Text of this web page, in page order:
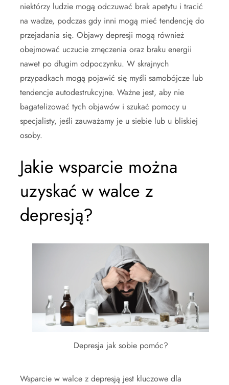
niektórzy ludzie mogą odczuwać brak apetytu i tracić
na wadze, podczas gdy inni mogą mieć tendencję do
przejadania się. Objawy depresji mogą również
obejmować uczucie zmęczenia oraz braku energii
nawet po długim odpoczynku. W skrajnych
przypadkach mogą pojawić się myśli samobójcze lub
tendencje autodestrukcyjne. Ważne jest, aby nie
bagatelizować tych objawów i szukać pomocy u
specjalisty, jeśli zauważamy je u siebie lub u bliskiej
osoby.
Jakie wsparcie można
uzyskać w walce z
depresją?
Depresja jak sobie pomóc?
Wsparcie w walce z depresją jest kluczowe dla